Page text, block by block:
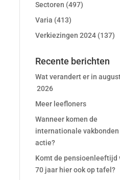
Sectoren (497)
Varia (413)
Verkiezingen 2024 (137)
Recente berichten
Wat verandert er in
2026
Meer leefloners
Wanneer komen de
internationale vakbonden
actie?
Komt de pensioenleeftijd
70 jaar hier ook op tafel?